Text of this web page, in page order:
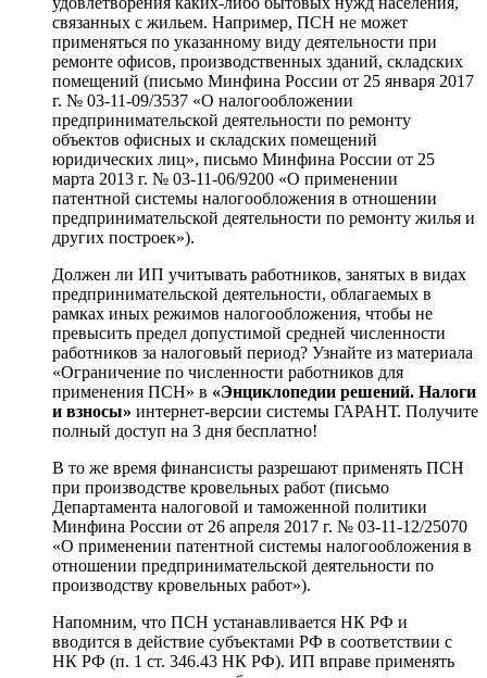
связанных с жильем. Например, ПСН не может
применяться по указанному виду деятельности при
ремонте офисов, производственных зданий, складских
помещений (письмо Минфина России от 25 января 2017
г. № 03-11-09/3537 «О налогообложении
предпринимательской деятельности по ремонту
объектов офисных и складских помещений
юридических лиц», письмо Минфина России от 25
марта 2013 г. № 03-11-06/9200 «О применении
патентной системы налогообложения в отношении
предпринимательской деятельности по ремонту жилья и
других построек»).
Должен ли ИП учитывать работников, занятых в видах
предпринимательской деятельности, облагаемых в
рамках иных режимов налогообложения, чтобы не
превысить предел допустимой средней численности
работников за налоговый период? Узнайте из материала
«Ограничение по численности работников для
применения ПСН» в «Энциклопедии решений. Налоги
и взносы» интернет-версии системы ГАРАНТ. Получите
полный доступ на 3 дня бесплатно!
В то же время финансисты разрешают применять ПСН
при производстве кровельных работ (письмо
Департамента налоговой и таможенной политики
Минфина России от 26 апреля 2017 г. № 03-11-12/25070
«О применении патентной системы налогообложения в
отношении предпринимательской деятельности по
производству кровельных работ»).
Напомним, что ПСН устанавливается НК РФ и
вводится в действие субъектами РФ в соответствии с
НК РФ (п. 1 ст. 346.43 НК РФ). ИП вправе применять